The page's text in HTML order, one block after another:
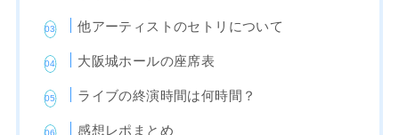
他アーティストのセトリについて
大阪城ホールの座席表
ライブの終演時間は何時間？
感想レポまとめ